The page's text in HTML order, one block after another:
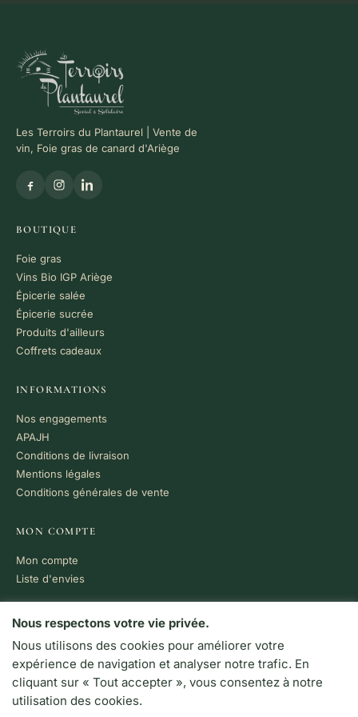
Les Terroirs du Plantaurel | Vente de
vin, Foie gras de canard d'Ariège
BOUTIQUE
Foie gras
Vins Bio IGP Ariège
Épicerie salée
Épicerie sucrée
Produits d'ailleurs
Coffrets cadeaux
INFORMATIONS
Nos engagements
APAJH
Conditions de livraison
Mentions légales
Conditions générales de vente
MON COMPTE
Mon compte
Liste d'envies
PAIEMENT 100% SÉCURISÉ
VISA MC CB
LIVRAISON RAPIDE
Colissimo · Chronopost
Nous respectons votre vie privée.
Nous utilisons des cookies pour améliorer votre
expérience de navigation et analyser notre trafic. En
cliquant sur « Tout accepter », vous consentez à notre
utilisation des cookies.